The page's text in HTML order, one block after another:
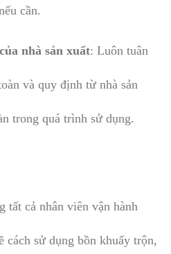
cần.
nhà sản xuất: Luôn tuân
và quy định từ nhà sản
trong quá trình sử dụng.
tất cả nhân viên vận hành
cách sử dụng bồn khuấy trộn,